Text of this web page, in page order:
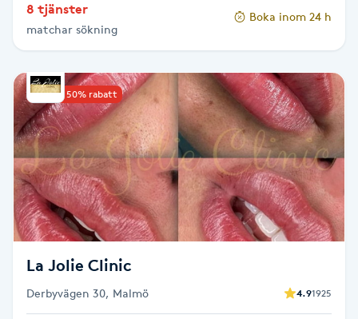
Coachning
Color correction
Cryoterapi
D
Damklippning
Dermapen
Diamantslipning
8 tjänster
matchar sökning
Boka inom 24 h
Upp till 50% rabatt
La Jolie Clinic
Derbyvägen 30, Malmö 4.91925